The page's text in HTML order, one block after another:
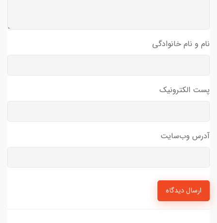
نام و نام خانوادگی
پست الکترونیک
آدرس وب‌سایت
ارسال دیدگاه